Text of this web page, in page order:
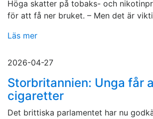
Höga skatter på tobaks- och
för att få ner bruket. – Men det är
Läs mer
2026-04-27
Storbritannien: Unga får
cigaretter
Det brittiska parlamentet har nu